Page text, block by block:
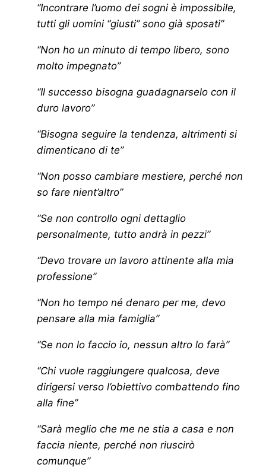
“Incontrare l’uomo dei sogni è impossibile,
tutti gli uomini “giusti” sono già sposati”
“Non ho un minuto di tempo libero, sono
molto impegnato”
“Il successo bisogna guadagnarselo con il
duro lavoro”
“Bisogna seguire la tendenza, altrimenti si
dimenticano di te”
“Non posso cambiare mestiere, perché non
so fare nient’altro”
“Se non controllo ogni dettaglio
personalmente, tutto andrà in pezzi”
“Devo trovare un lavoro attinente alla mia
professione”
“Non ho tempo né denaro per me, devo
pensare alla mia famiglia”
“Se non lo faccio io, nessun altro lo farà”
“Chi vuole raggiungere qualcosa, deve
dirigersi verso l’obiettivo combattendo fino
alla fine”
“Sarà meglio che me ne stia a casa e non
faccia niente, perché non riuscirò
comunque”